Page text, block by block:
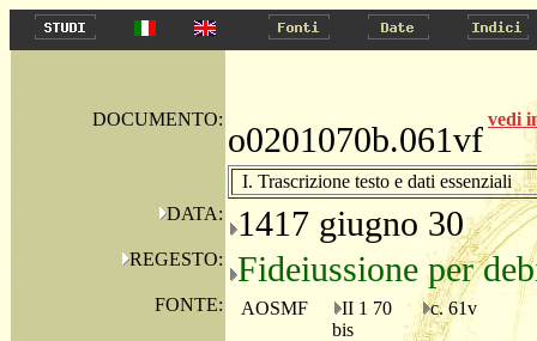
DOCUMENTO:
o0201070b.061vf
vedi
I. Trascrizione testo e dati essenziali
DATA:
1417 giugno 30
REGESTO: Fideiussione per
FONTE: AOSMF
II 1 70
bis
c. 61v